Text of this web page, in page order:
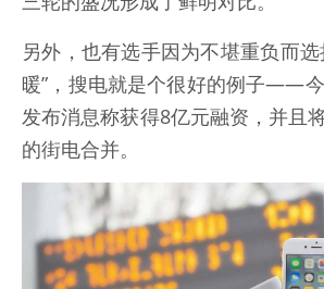
另外，也有选手因为不堪重负而选
暖”，搜电就是个很好的例子——
发布消息称获得8亿元融资，并且
的街电合并。